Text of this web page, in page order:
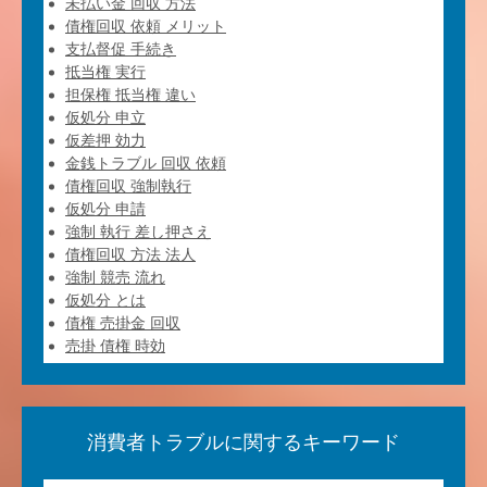
債権回収 依頼 メリット
支払督促 手続き
抵当権 実行
担保権 抵当権 違い
仮処分 申立
仮差押 効力
金銭トラブル 回収 依頼
債権回収 強制執行
仮処分 申請
強制 執行 差し押さえ
債権回収 方法 法人
強制 競売 流れ
仮処分 とは
債権 売掛金 回収
売掛 債権 時効
消費者トラブルに関するキーワード